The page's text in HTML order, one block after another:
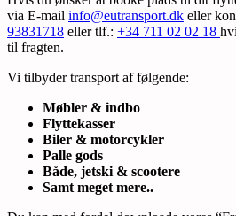
via E-mail info@eutransport.dk eller
93831718 eller tlf.: +34 711 02 02 18
til fragten.
Vi tilbyder transport af følgende:
Møbler & indbo
Flyttekasser
Biler & motorcykler
Palle gods
Både, jetski & scootere
Samt meget mere..